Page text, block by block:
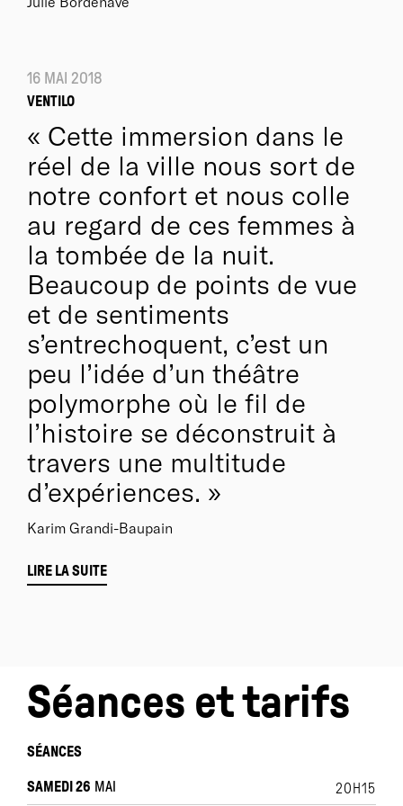
16 MAI 2018
VENTILO
Cette immersion dans le
réel de la ville nous sort de
notre confort et nous colle
au regard de ces femmes à
la tombée de la nuit.
Beaucoup de points de vue
et de sentiments
s’entrechoquent, c’est un
peu l’idée d’un théâtre
polymorphe où le fil de
l’histoire se déconstruit à
travers une multitude
d’expériences.
Karim Grandi-Baupain
LIRE LA SUITE
Séances et tarifs
SÉANCES
SAMEDI 26 MAI 20H15